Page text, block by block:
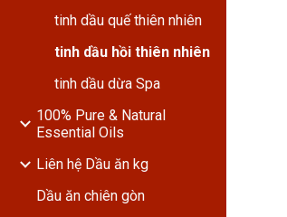
tinh dầu quế thiên nhiên
tinh dầu hồi thiên nhiên
tinh dầu dừa Spa
100% Pure & Natural
Essential Oils
Liên hệ Dầu ăn kg
Dầu ăn chiên gòn